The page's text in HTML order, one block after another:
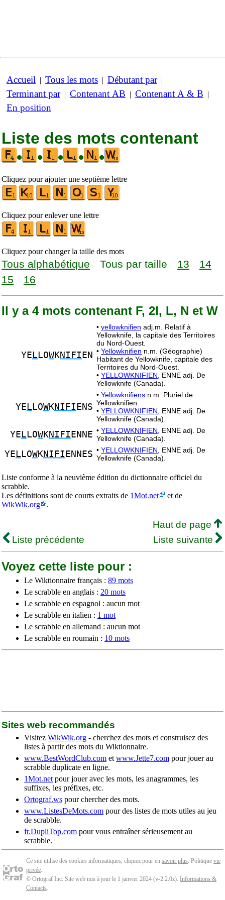
Accueil | Tous les mots | Débutant par|
Terminant par| Contenant AB | Contenant A & B |
En position
Liste des mots contenant
•
• • • •
Cliquez pour ajouter une septième lettre
Cliquez pour enlever une lettre
Cliquez pour changer la taille des mots
Tous alphabétique Tous par taille 13
14
15
16
Il y a 4 mots contenant F, 2I, L, N et W
YE L LOWKNIFI EN
• yellowknifien adj.m. Relatif à
Yellowknife, la capitale des Territoires
du Nord-Ouest.
• Yellowknifien n.m. (Géographie)
Habitant de Yellowknife, capitale des
Territoires du Nord-Ouest.
• YELLOWKNIFIEN,
ENNE adj. De
Yellowknife (Canada).
YE L LOWKNIFI ENS
• Yellowknifiens n.m. Pluriel de
Yellowknifien.
• YELLOWKNIFIEN,
ENNE adj. De
Yellowknife (Canada).
YE L LOWKNIFI ENNE • YELLOWKNIFIEN,
ENNE adj. De
Yellowknife (Canada).
YE L LOWKNIFI ENNES • YELLOWKNIFIEN,
ENNE adj. De
Yellowknife (Canada).
Liste conforme à la neuvième édition du dictionnaire officiel du
scrabble.
Les définitions sont de courts extraits de 1Mot.net
et de
WikWik.org
.
Haut de page
Liste précédente
Liste suivante
Voyez cette liste pour :
Le Wiktionnaire français : 89 mots
Le scrabble en anglais : 20 mots
Le scrabble en espagnol : aucun mot
Le scrabble en italien : 1 mot
Le scrabble en allemand : aucun mot
Le scrabble en roumain : 10 mots
Sites web recommandés
Visitez WikWik.org - cherchez des mots et construisez des
listes à partir des mots du Wiktionnaire.
www.BestWordClub.com et www.Jette7.com pour jouer au
scrabble duplicate en ligne.
1Mot.net pour jouer avec les mots, les anagrammes, les
suffixes, les préfixes, etc.
Ortograf.ws pour chercher des mots.
www.ListesDeMots.com pour des listes de mots utiles au jeu
de scrabble.
fr.DupliTop.com pour vous entraîner sérieusement au
scrabble.
Ce site utilise des cookies informatiques, cliquez pour en savoir plus. Politique vie
privée.
© Ortograf Inc. Site web mis à jour le 1 janvier 2024 (v-2.2.0z). Informations &
Contacts.